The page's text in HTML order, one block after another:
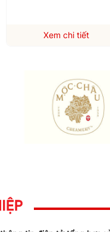
Xem chi tiết